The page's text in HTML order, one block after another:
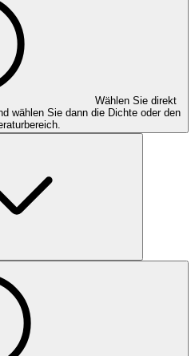
Wählen Sie direkt
wählen Sie dann die Dichte oder den